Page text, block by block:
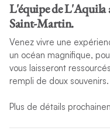
L'équipe de L'Aquila
Saint-Martin.
Venez vivre une
un océan magnifique,
vous laisseront
rempli de doux souvenirs.
Plus de détails
*Si des circonstances